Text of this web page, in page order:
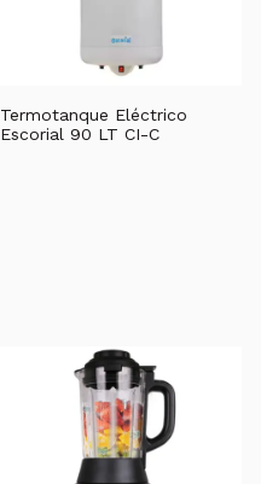
Termotanque Eléctrico
Escorial 90 LT CI-C